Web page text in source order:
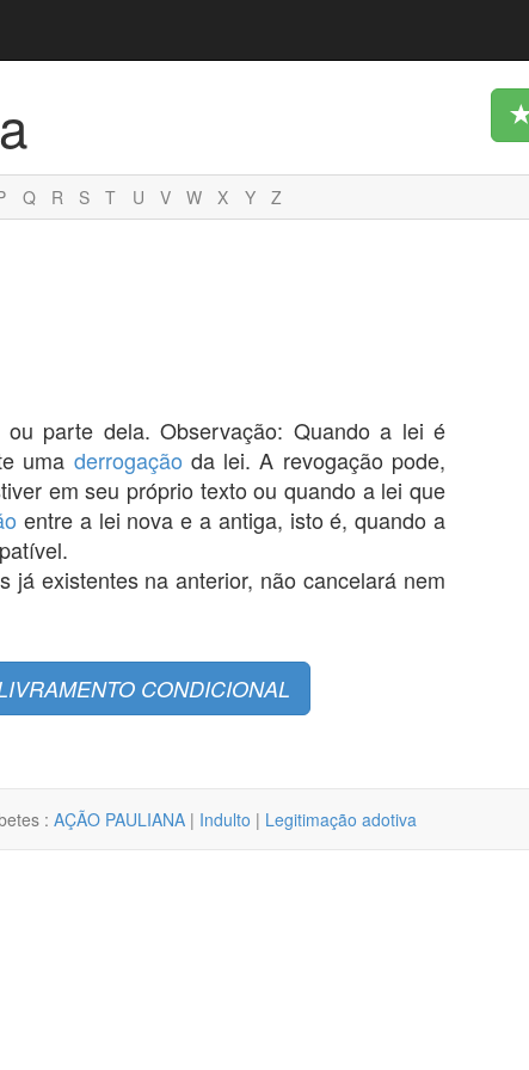
Q R S T U V W X Y Z
parte dela. Observação: Quando a lei é
uma derrogação da lei. A revogação pode,
em seu próprio texto ou quando a lei que
entre a lei nova e a antiga, isto é, quando a
já existentes na anterior, não cancelará nem
CONDICIONAL
: AÇÃO PAULIANA | Indulto | Legitimação adotiva